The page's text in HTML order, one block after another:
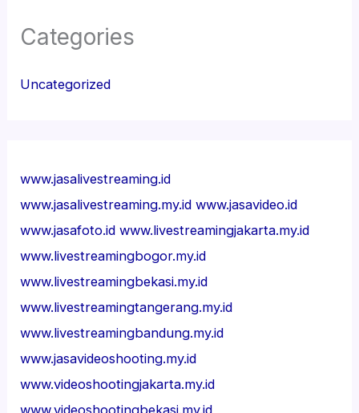
Categories
Uncategorized
www.jasalivestreaming.id
www.jasalivestreaming.my.id www.jasavideo.id
www.jasafoto.id www.livestreamingjakarta.my.id
www.livestreamingbogor.my.id
www.livestreamingbekasi.my.id
www.livestreamingtangerang.my.id
www.livestreamingbandung.my.id
www.jasavideoshooting.my.id
www.videoshootingjakarta.my.id